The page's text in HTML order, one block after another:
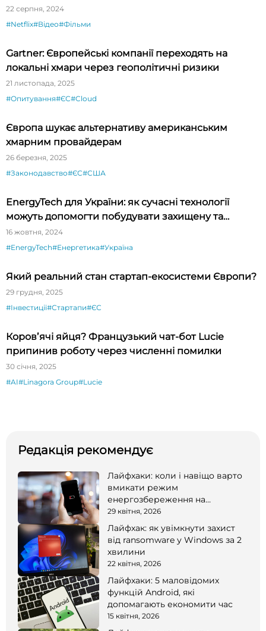
22 серпня, 2024
#Netflix#Відео#Фільми
Gartner: Європейські компанії переходять на
локальні хмари через геополітичні ризики
21 листопада, 2025
#Опитування#ЄС#Cloud
Європа шукає альтернативу американським
хмарним провайдерам
26 березня, 2025
#Законодавство#ЄС#США
EnergyTech для України: як сучасні технології
можуть допомогти побудувати захищену та
сучасну енергосистему
16 жовтня, 2024
#EnergyTech#Енергетика#Україна
Який реальний стан стартап-екосистеми Європи?
29 грудня, 2025
#Інвестиції#Стартапи#ЄС
Коровʼячі яйця? Французький чат-бот Lucie
припинив роботу через численні помилки
30 січня, 2025
#AI#Linagora Group#Lucie
Редакція рекомендує
Лайфхаки: коли і навіщо варто
вмикати режим
енергозбереження на
смартфоні
29 квітня, 2026
Лайфхак: як увімкнути захист
від ransomware у Windows за 2
хвилини
22 квітня, 2026
Лайфхаки: 5 маловідомих
функцій Android, які
допомагають економити час
15 квітня, 2026